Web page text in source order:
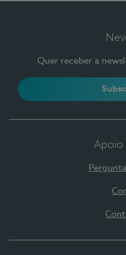
Quer receber a
Apoio